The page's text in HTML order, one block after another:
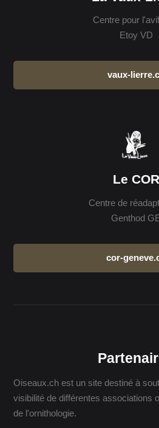
Centre pour
Etoy VD
vaux-
Le COR
Centre de
Genthod
cor-
Oiseaux.ch est un site destiné à
visibilité de différentes associations
de l'ornithologie.